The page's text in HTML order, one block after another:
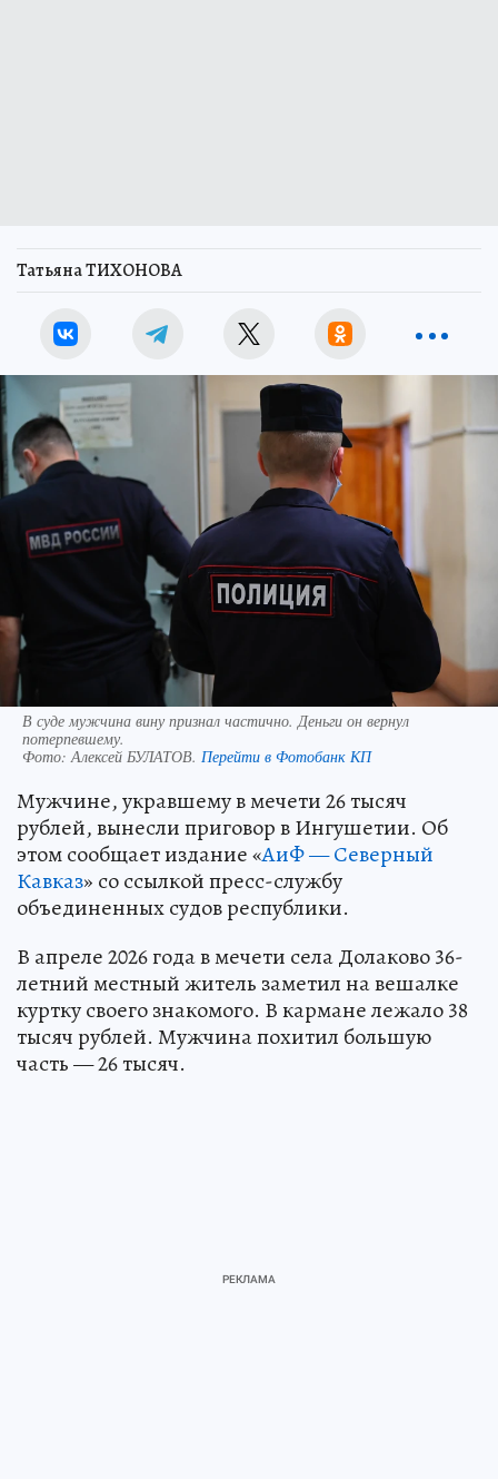
Татьяна ТИХОНОВА
В суде мужчина вину признал частично. Деньги он вернул
потерпевшему.
Фото:Алексей БУЛАТОВ. Перейти в Фотобанк КП
Мужчине, укравшему в мечети 26 тысяч
рублей, вынесли приговор в Ингушетии. Об
этом сообщает издание «АиФ — Северный
Кавказ» со ссылкой пресс-службу
объединенных судов республики.
В апреле 2026 года в мечети села Долаково 36-
летний местный житель заметил на вешалке
куртку своего знакомого. В кармане лежало 38
тысяч рублей. Мужчина похитил большую
часть — 26 тысяч.